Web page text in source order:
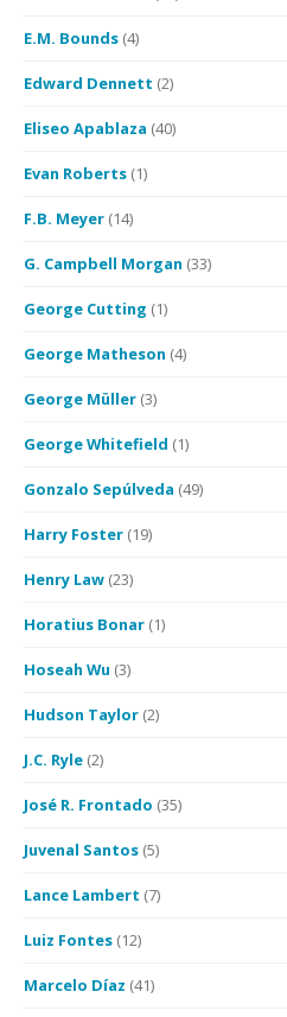
E.M. Bounds (4)
Edward Dennett (2)
Eliseo Apablaza (40)
Evan Roberts (1)
F.B. Meyer (14)
G. Campbell Morgan (33)
George Cutting (1)
George Matheson (4)
George Müller (3)
George Whitefield (1)
Gonzalo Sepúlveda (49)
Harry Foster (19)
Henry Law (23)
Horatius Bonar (1)
Hoseah Wu (3)
Hudson Taylor (2)
J.C. Ryle (2)
José R. Frontado (35)
Juvenal Santos (5)
Lance Lambert (7)
Luiz Fontes (12)
Marcelo Díaz (41)